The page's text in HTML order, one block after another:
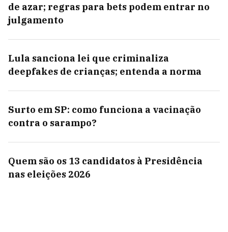
de azar; regras para bets podem entrar no
julgamento
Lula sanciona lei que criminaliza
deepfakes de crianças; entenda a norma
Surto em SP: como funciona a vacinação
contra o sarampo?
Quem são os 13 candidatos à Presidência
nas eleições 2026